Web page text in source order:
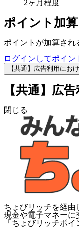
2ヶ月程度
ポイント加
ポイントが加算され
ログインしてポイン
【共通】広告利用にお
【共通】広
閉じる
ちょびリッチを経由
現金や電子マネーに
「 ちょびリッチポイ